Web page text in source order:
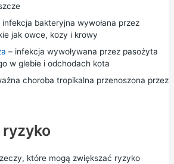
bakteryjna wywołana przez
jak owce, kozy i krowy
– infekcja wywoływana przez pasożyta
w glebie i odchodach kota
choroba tropikalna przenoszona przez
które mogą zwiększać ryzyko